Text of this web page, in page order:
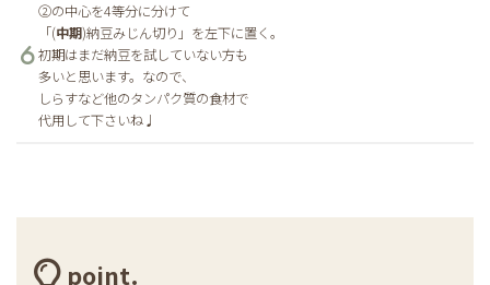
②の中心を4等分に分けて
「(中期)納豆みじん切り」を左下に置く。
初期はまだ納豆を試していない方も
多いと思います。なので、
しらすなど他のタンパク質の食材で
代用して下さいね♩
point.